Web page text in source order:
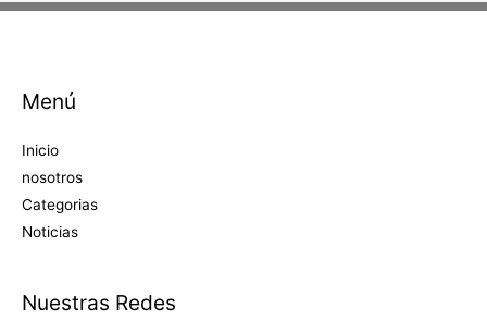
Menú
Inicio
nosotros
Categorias
Noticias
Nuestras Redes